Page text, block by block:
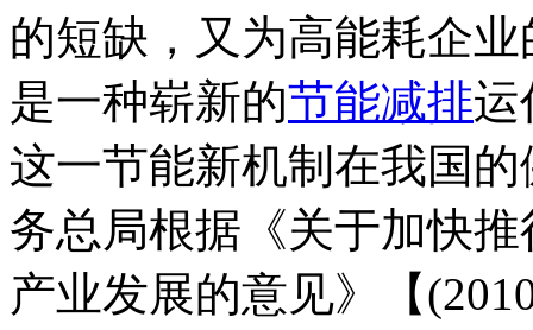
的短缺，又为高能耗企
是一种崭新的节能减排运
这一节能新机制在我国
务总局根据《关于加快
产业发展的意见》【